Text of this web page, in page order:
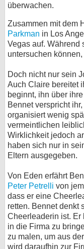
überwachen.
Zusammen mit dem
Parkman in Los
Vegas auf. Während
untersuchen
Doch nicht nur sein
Auch Claire bereitet
beginnt, ihn über
Bennet verspricht
organisiert wenig
vermeintlichen
Wirklichkeit jedoch
haben sich nur in
Eltern ausgegeben.
Von Eden erfährt
Peter Petrelli von
dass er eine
retten. Bennet denkt
Cheerleaderin ist. Er
in die Firma zu
zu malen, um aus
wird daraufhin zur